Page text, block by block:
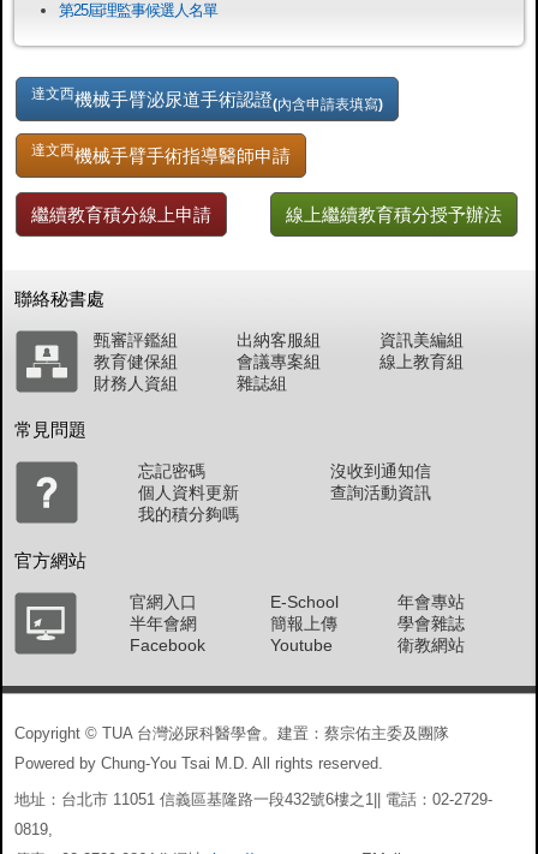
第25屆理監事候選人名單
達文西機械手臂泌尿道手術認證(內含申請表填寫)
達文西機械手臂手術指導醫師申請
繼續教育積分線上申請 線上繼續教育積分授予辦法
聯絡秘書處
甄審評鑑組
教育健保組
財務人資組
出納客服組
會議專案組
雜誌組
資訊美編組
線上教育組
常見問題
忘記密碼
個人資料更新
我的積分夠嗎
沒收到通知信
查詢活動資訊
官方網站
官網入口
半年會網
Facebook
E-School
簡報上傳
Youtube
年會專站
學會雜誌
衛教網站
Copyright © TUA 台灣泌尿科醫學會。建置：蔡宗佑主委及團隊
Powered by Chung-You Tsai M.D. All rights reserved.
地址：台北市 11051 信義區基隆路一段432號6樓之1|| 電話：02-2729-
0819,